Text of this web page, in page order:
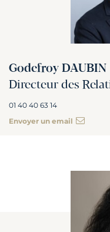
Godefroy DAUBIN
Directeur des
01 40 40 63 14
Envoyer un email